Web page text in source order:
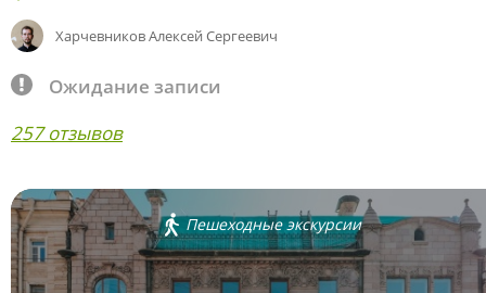
Харчевников Алексей Сергеевич
Ожидание записи
257 отзывов
Пешеходные экскурсии